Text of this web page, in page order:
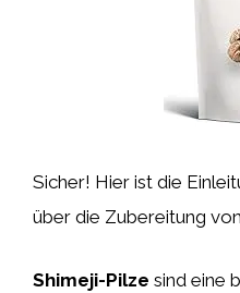
Sicher! Hier ist die
über die Zubereitung
Shimeji-Pilze sind eine